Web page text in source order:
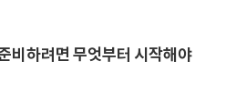
비하려면 무엇부터 시작해야